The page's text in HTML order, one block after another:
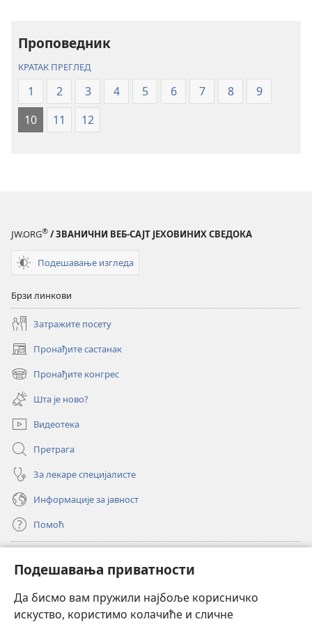
Подешавања приватности
Да бисмо вам пружили најбоље корисничко
искуство, користимо колачиће и сличне
(ревидирано
издање
(ревидирано
издање
Проповедник
КРАТАК ПРЕГЛЕД
1 2 3 4 5 6 7 8
9
10
11 12
JW.ORG® / ЗВАНИЧНИ ВЕБ-САЈТ ЈЕХОВИНИХ СВЕДОКА
Подешавање изгледа
Брзи линкови
Затражите посету
Пронађите састанак
(отвара
нови
прозор)
Пронађите конгрес
(отвара
нови
прозор)
Шта је ново?
Видеотека
Претрага
За лекаре специјалисте
Информације за јавност
Помоћ
(отвара
нови
прозор)ОНЛАЈН БИБЛИОТЕКА Watchtower
(отвара
нови